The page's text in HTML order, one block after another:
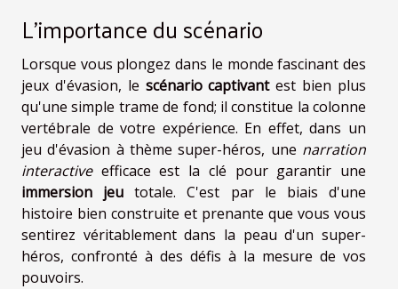
L'importance du scénario
Lorsque vous plongez dans le monde fascinant des
jeux d'évasion, le scénario captivantest bien plus
qu'une simple trame de fond; il constitue la colonne
vertébrale de votre expérience. En effet, dans un
jeu d'évasion à thème super-héros, une narration
interactiveefficace est la clé pour garantir une
immersion jeu totale. C'est par le biais d'une
histoire bien construite et prenante que vous vous
sentirez véritablement dans la peau d'un super-
héros, confronté à des défis à la mesure de vos
pouvoirs.